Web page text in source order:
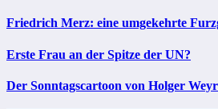
Friedrich Merz: eine umgekehrte
Erste Frau an der Spitze der UN?
Der Sonntagscartoon von Holger